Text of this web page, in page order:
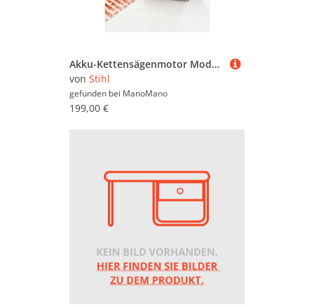
Akku-Kettensägenmotor Modelle MSA160 ORIGINAL STIHL 12506000200
von Stihl
gefunden bei ManoMano
199,00 €